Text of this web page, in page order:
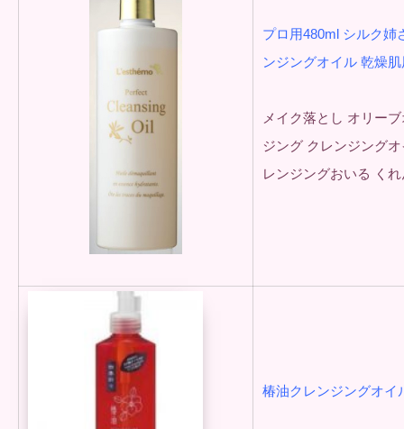
プロ用480ml シルク姉
ンジングオイル 乾燥
メイク落とし オリー
ジング クレンジング
レンジングおいる く
椿油クレンジングオイ